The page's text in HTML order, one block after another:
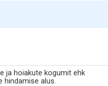
ja hoiakute kogumit ehk
hindamise alus.